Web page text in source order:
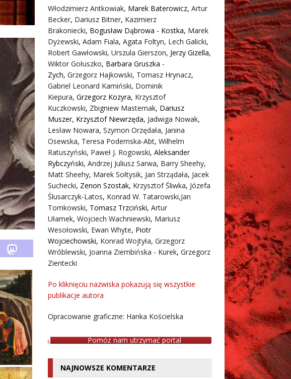
Włodzimierz Antkowiak, Marek Baterowicz, Artur
Becker, Dariusz Bitner, Kazimierz
Brakoniecki, Bogusław Dąbrowa - Kostka, Marek
Dyżewski, Adam Fiala, Agata Foltyn, Lech Galicki,
Robert Gawłowski, Urszula Gierszon, Jerzy Gizella,
Wiktor Gołuszko, Barbara Gruszka -
Zych, Grzegorz Hajkowski, Tomasz Hrynacz,
Gabriel Leonard Kamiński, Dominik
Kiepura, Grzegorz Kozyra, Krzysztof
Kuczkowski, Zbigniew Masternak, Dariusz
Muszer, Krzysztof Niewrzęda, Jadwiga Nowak,
Lesław Nowara, Szymon Orzędała, Janina
Osewska, Teresa Podemska-Abt, Wilhelm
Ratuszyński, Paweł J. Rogowski, Aleksander
Rybczyński, Andrzej Juliusz Sarwa, Barry Sheehy,
Matt Sheehy, Marek Sołtysik, Jan Strządała, Jacek
Suchecki, Zenon Szostak, Krzysztof Śliwka, Józefa
Ślusarczyk-Latos, Konrad W. Tatarowski,Jan
Tomkowski, Tomasz Trzciński, Artur
Ułamek, Wojciech Wachniewski, Mariusz
Wesołowski, Ewan Whyte, Piotr
Wojciechowski, Konrad Wojtyła, Grzegorz
Wróblewski, Joanna Ziembińska - Kurek, Grzegorz
Zientecki
Po kliknięciu nazwiska pokazują się wszystkie
publikacje autora
Opracowanie graficzne: Hanka Kościelska
Pomóż nam utrzymać portal
NAJNOWSZE KOMENTARZE